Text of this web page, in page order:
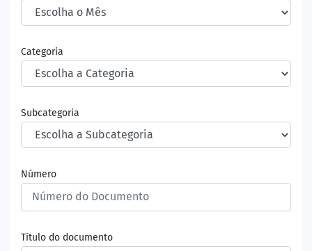
Categoria
Subcategoria
Número
Título do documento